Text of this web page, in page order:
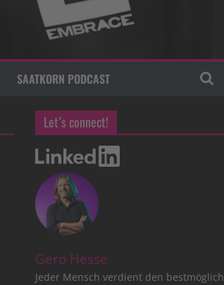
SAATKORN PODCAST
Let’s connect!
Gero Hesse
Jeder Mensch verdient den bestmöglich